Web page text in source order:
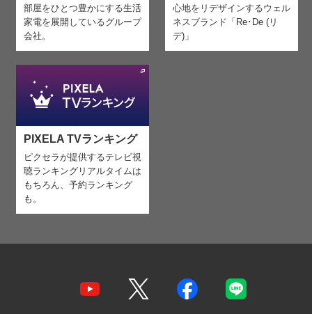
部屋をひとつ豊かにする生活
家電を展開しているグループ
会社。
心地をリデザインするウェル
ネスブランド「Re･De (リ
デ)」
PIXELA TVランキング
ピクセラが提供するテレビ視
聴ランキング リアルタイムは
もちろん、予約ランキング
も。